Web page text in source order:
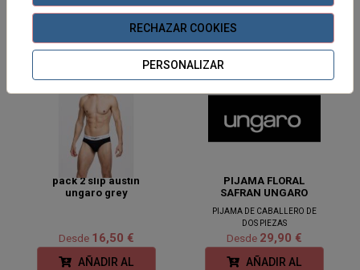
AÑADIR AL
AÑADIR AL
pack 2 slip austin
ungaro grey
Desde 16,50 €
AÑADIR AL
PIJAMA FLORAL
SAFRAN UNGARO
PIJAMA DE CABALLERO DE
DOS PIEZAS
Desde 29,90 €
AÑADIR AL
RECHAZAR COOKIES
PERSONALIZAR